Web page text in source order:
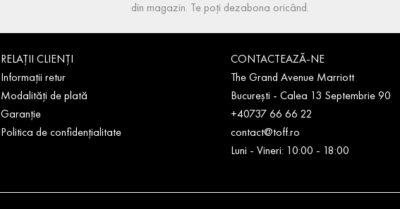
din magazin. Te poți dezabona oricând.
RELAȚII CLIENȚI
Informații retur
Modalități de plată
Garanție
Politica de confidențialitate
CONTACTEAZĂ-NE
The Grand Avenue Marriott
București - Calea 13 Septembrie 90
+40737 66 66 22
contact@toff.ro
Luni - Vineri: 10:00 - 18:00